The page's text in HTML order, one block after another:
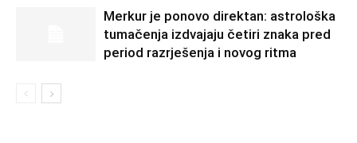
Merkur je ponovo direktan: astrološka
tumačenja izdvajaju četiri znaka pred
period razrješenja i novog ritma